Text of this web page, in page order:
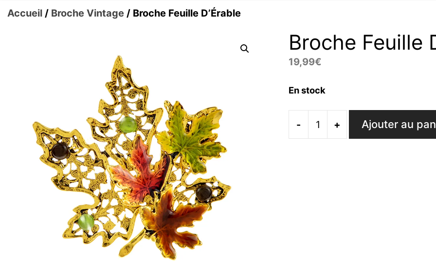
Accueil / Broche Vintage / Broche Feuille D’Érable
Broche Feuille
19,99€
En stock
-
quantité
+ Ajouter au